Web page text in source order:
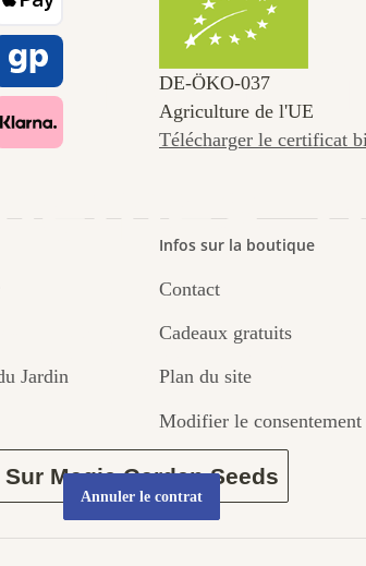
le jardin.
Sur Magic Garden Seeds
DE‑ÖKO‑037
Agriculture de l'UE
Télécharger le certificat
Jardin
Infos sur la boutique
Contact
Cadeaux gratuits
Plan du site
Modifier le consentement
Annuler le contrat